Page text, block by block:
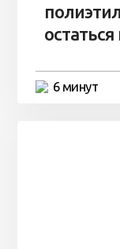
остаться
6 минут